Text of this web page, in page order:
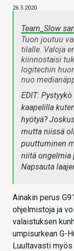
26.5.2020
Team_Slow
Tuon joutuu
tilalle. Valoja
kiinnostaisi
logitechin
nuo
EDIT:
kaapelilla
hyötyä?
mutta niissä
puuttuminen
niitä ongelmia
Napsauta
Ainakin perus
ohjelmistoja ja
valaistuksen
umpisurkean G-
Luultavasti